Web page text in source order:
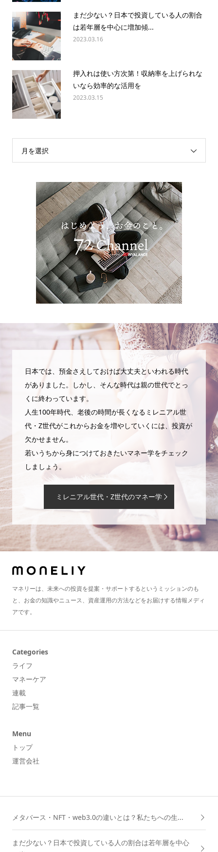
まだ少ない？日本で投資している人の割合
は若年層を中心に増加傾...
2023.03.16
押入れは使い方次第！収納率を上げられな
いなら効率的な活用を
2023.03.15
月を選択
日本では、預金さえしておけば大丈夫といわれる時代
がありました。しかし、そんな時代は親の世代でとっ
くに終わっています。
人生100年時代、老後の時間が長くなるミレニアル世
代・Z世代がこれからお金を増やしていくには、投資が
欠かせません。
若いうちから身につけておきたいマネー学をチェック
しましょう。
ミレニアル世代・Z世代のマネー学
マネリーは、未来への投資を提案・サポートするというミッションのも
と、お金の知識やニュース、資産運用の方法などをお届けする情報メディ
アです。
Categories
ライフ
マネーケア
連載
記事一覧
Menu
トップ
運営会社
メタバース・NFT・web3.0の違いとは？私たちへの生...
まだ少ない？日本で投資している人の割合は若年層を中心